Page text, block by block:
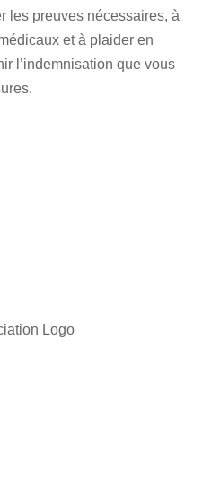
les preuves nécessaires, à
et à plaider en
l’indemnisation que vous